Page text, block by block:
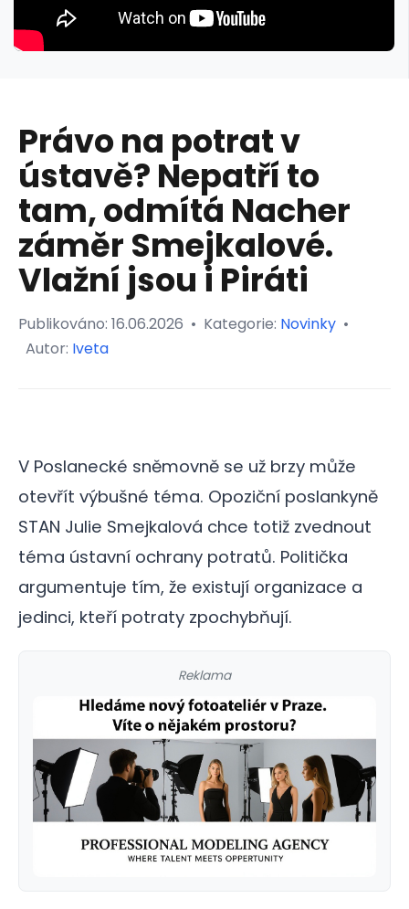
Právo na potrat v
ústavě? Nepatří to
tam, odmítá Nacher
záměr Smejkalové.
Vlažní jsou i Piráti
Publikováno: 16.06.2026 • Kategorie: Novinky •
Autor: Iveta
V Poslanecké sněmovně se už brzy může
otevřít výbušné téma. Opoziční poslankyně
STAN Julie Smejkalová chce totiž zvednout
téma ústavní ochrany potratů. Politička
argumentuje tím, že existují organizace a
jedinci, kteří potraty zpochybňují.
Reklama